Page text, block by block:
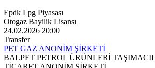
Epdk Lpg Piyasası
Otogaz Bayilik Lisansı
24.02.2026 20:00
Transfer
PET GAZ ANONİM ŞİRKETİ
BALPET PETROL ÜRÜNLERİ